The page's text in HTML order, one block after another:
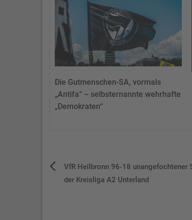
Die Gutmenschen-SA, vormals
„Antifa“ – selbsternannte wehrhafte
„Demokraten“
Beitragsnavigation
VfR Heilbronn 96-18 unangefochtener
der Kreisliga A2 Unterland